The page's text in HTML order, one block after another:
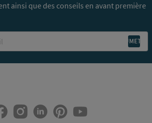
ainsi que des conseils en avant première